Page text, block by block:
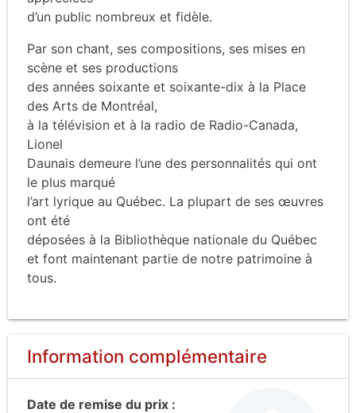
d’un public nombreux et fidèle.
Par son chant, ses compositions, ses mises en
scène et ses productions
des années soixante et soixante-dix à la Place
des Arts de Montréal,
à la télévision et à la radio de Radio-Canada,
Lionel
Daunais demeure l’une des personnalités qui ont
le plus marqué
l’art lyrique au Québec. La plupart de ses œuvres
ont été
déposées à la Bibliothèque nationale du Québec
et font maintenant partie de notre patrimoine à
tous.
Information complémentaire
Date de remise du prix :